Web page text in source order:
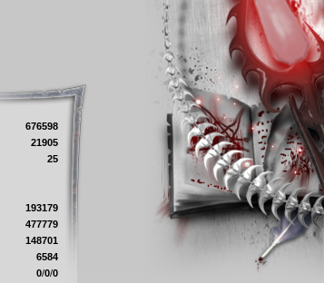
676598
21905
25
193179
477779
148701
6584
0/0/0